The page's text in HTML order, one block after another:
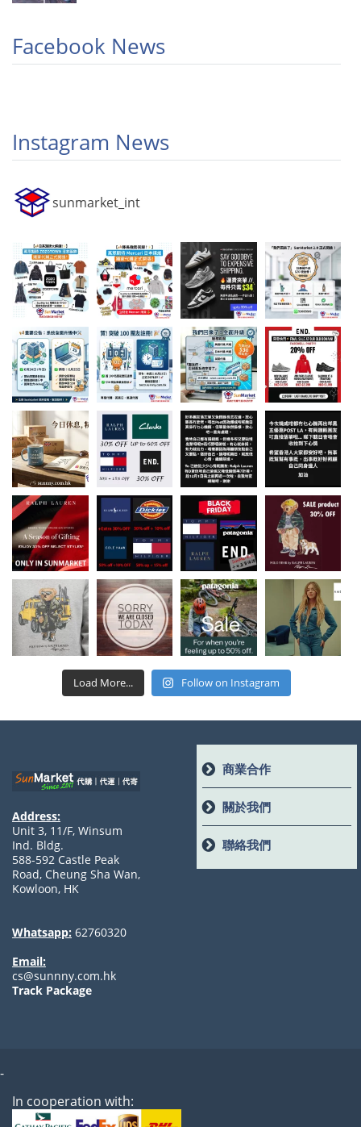
Facebook News
Instagram News
sunmarket_int
Load More... Follow on Instagram
Address:
Unit 3, 11/F, Winsum
Ind. Bldg.
588-592 Castle Peak
Road, Cheung Sha Wan,
Kowloon, HK
Whatsapp: 62760320
Email:
cs@sunnny.com.hk
Track Package
商業合作
關於我們
聯絡我們
-
In cooperation with: